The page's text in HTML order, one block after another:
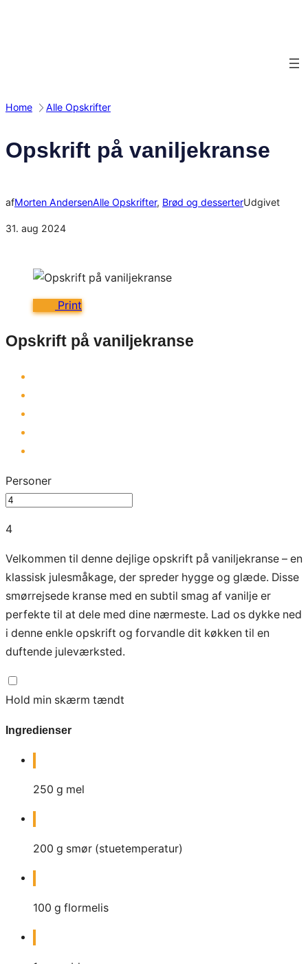
Home Alle Opskrifter
Opskrift på vaniljekranse
afMorten AndersenAlle Opskrifter, Brød og desserterUdgivet
31. aug 2024
Print
Opskrift på vaniljekranse
Personer
4
Velkommen til denne dejlige opskrift på vaniljekranse – en
klassisk julesmåkage, der spreder hygge og glæde. Disse
smørrejsede kranse med en subtil smag af vanilje er
perfekte til at dele med dine nærmeste. Lad os dykke ned
i denne enkle opskrift og forvandle dit køkken til en
duftende juleværksted.
Hold min skærm tændt
Ingredienser
250 g mel
200 g smør (stuetemperatur)
100 g flormelis